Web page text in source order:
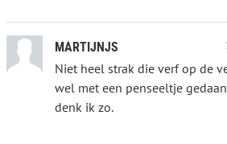
MARTIJNJS
Niet heel strak die verf op de
wel met een penseeltje
denk ik zo.